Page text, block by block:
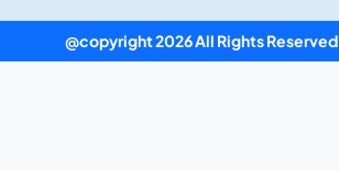
@copyright 2026 All Rights Reserved